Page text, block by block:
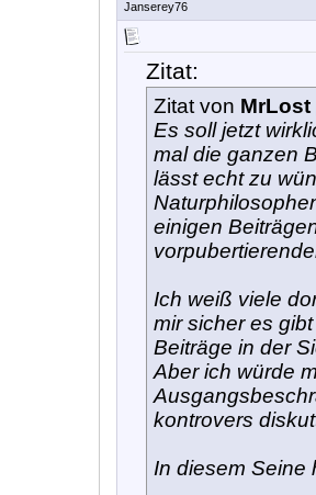
Janserey76
Zitat:
Zitat von MrLost
Es soll jetzt
mal die ganzen
lässt echt zu
einigen
Ich weiß viele
mir sicher es
Beiträge in der
Aber ich würde
kontrovers
In diesem Seine